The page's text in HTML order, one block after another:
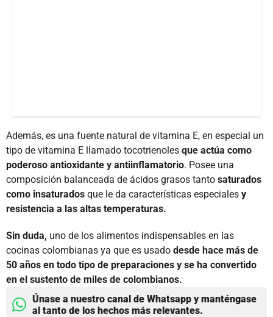
Además, es una fuente natural de vitamina E, en especial un
tipo de vitamina E llamado tocotrienoles que actúa como
poderoso antioxidante y antiinflamatorio. Posee una
composición balanceada de ácidos grasos tanto saturados
como insaturados que le da características especiales y
resistencia a las altas temperaturas.
Sin duda, uno de los alimentos indispensables en las
cocinas colombianas ya que es usado desde hace más de
50 años en todo tipo de preparaciones y se ha convertido
en el sustento de miles de colombianos.
Únase a nuestro canal de Whatsapp y manténgase
al tanto de los hechos más relevantes.